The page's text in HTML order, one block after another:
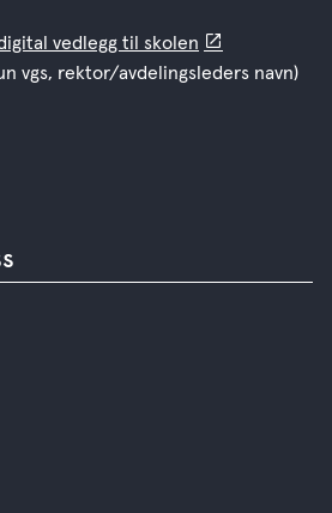
vedlegg til skolen
vgs, rektor/avdelingsleders navn)